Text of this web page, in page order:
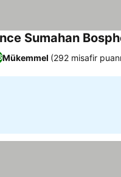
Sumahan
Mükemmel (292 misafir